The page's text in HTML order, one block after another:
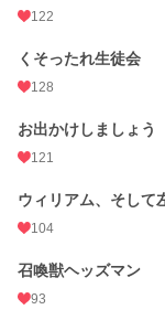
122
くそったれ生徒会
128
お出かけしましょう
121
ウィリアム、そして
104
召喚獣ヘッズマン
93